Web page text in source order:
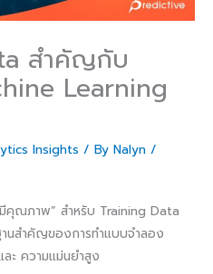
สำคัญกับ
Learning
Insights / By Nalyn /
มีคุณภาพ” สำหรับ Training Data
นสำคัญของการทำแบบจำลอง
ะ ความแม่นยำสูง